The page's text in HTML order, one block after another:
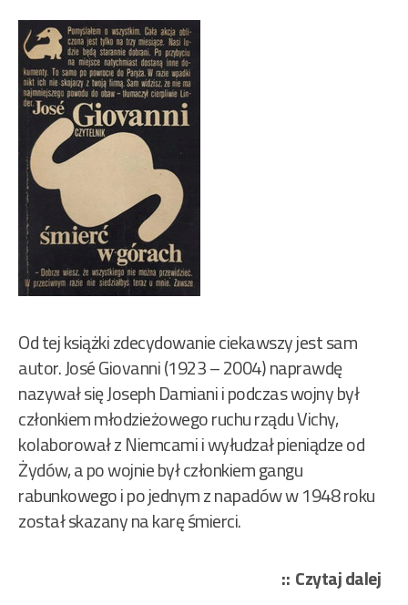
Od tej książki zdecydowanie ciekawszy jest sam
autor. José Giovanni (1923 – 2004) naprawdę
nazywał się Joseph Damiani i podczas wojny był
członkiem młodzieżowego ruchu rządu Vichy,
kolaborował z Niemcami i wyłudzał pieniądze od
Żydów, a po wojnie był członkiem gangu
rabunkowego i po jednym z napadów w 1948 roku
został skazany na karę śmierci.
Czytaj dalej